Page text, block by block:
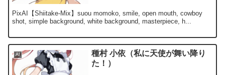
PixAI【Shiitake-Mix】suou momoko, smile, open mouth, cowboy
shot, simple background, white background, masterpiece, h...
AI
種村 小依（私に天使が舞い降り
た！）